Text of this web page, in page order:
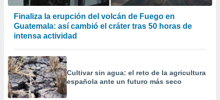
Finaliza la erupción del volcán de Fuego en
Guatemala: así cambió el cráter tras 50 horas de
intensa actividad
Cultivar sin agua: el reto de la agricultura
española ante un futuro más seco